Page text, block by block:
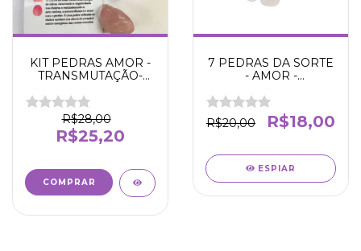
KIT PEDRAS AMOR -
TRANSMUTAÇÃO-
- LIMPEZA
R$28,00
R$25,20
7 PEDRAS DA SORTE
- AMOR -
PROTEÇÃO - SAÚDE -
PAZ -
PROSPERIDADE -
R$20,00 R$18,00
ESPIAR